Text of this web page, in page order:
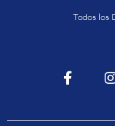
Todos los